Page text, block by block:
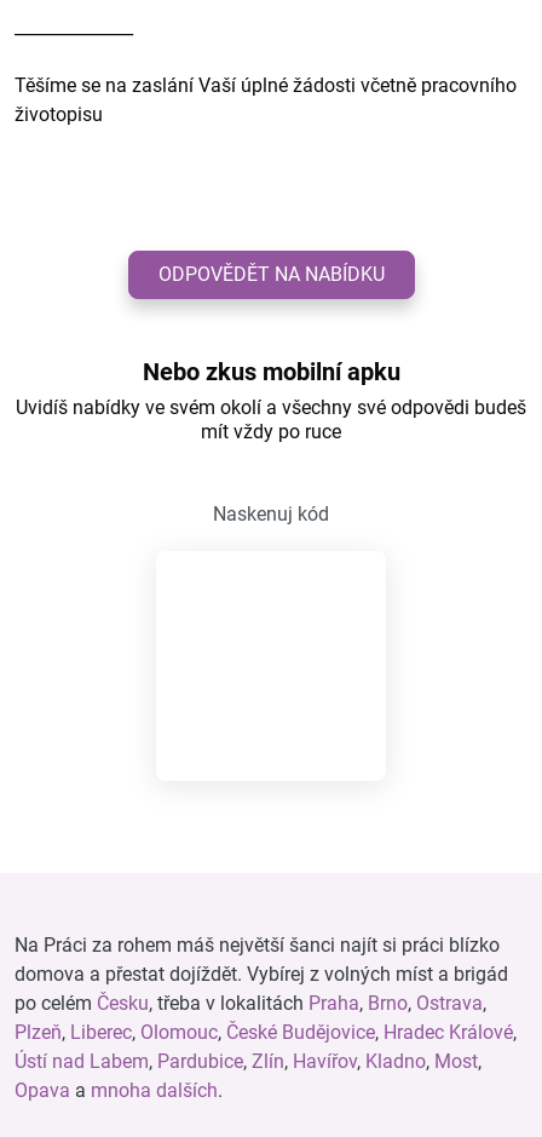
Těšíme se na zaslání Vaší úplné žádosti včetně pracovního
životopisu
ODPOVĚDĚT NA NABÍDKU
Nebo zkus mobilní apku
Uvidíš nabídky ve svém okolí a všechny své odpovědi budeš
mít vždy po ruce
Naskenuj kód
Na Práci za rohem máš největší šanci najít si práci blízko
domova a přestat dojíždět. Vybírej z volných míst a brigád
po celém Česku, třeba v lokalitách Praha, Brno, Ostrava,
Plzeň, Liberec, Olomouc, České Budějovice, Hradec Králové,
Ústí nad Labem, Pardubice, Zlín, Havířov, Kladno, Most,
Opava a mnoha dalších.